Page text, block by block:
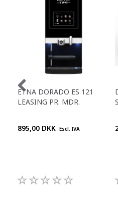
ETNA DORADO ES 121
LEASING PR. MDR.
895,00 DKK Escl. IVA